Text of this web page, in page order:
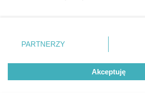
typów wydarzeń – od rozgrywek
zajęć dydaktycznych, przez
kulturalne, po konferencje i targi.
P2PA została doceniona za
zmienić/wycofać klikając przycisk
znajdujący się w lewym dolnym rogu
rodzaje przetwarzania danych nie
użytkownika, ale masz prawo
przetwarzaniu. Preferencje będą miały
PARTNERZY
Akceptuję